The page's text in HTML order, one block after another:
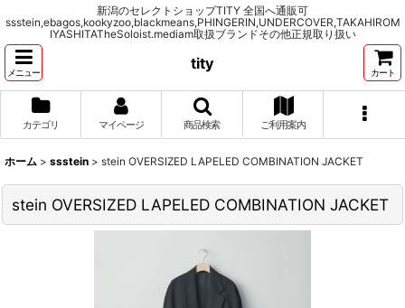
新潟のセレクトショップTITY 全国へ通販可
ssstein,ebagos,kookyzoo,blackmeans,PHINGERIN,UNDERCOVER,TAKAHIROM
IYASHITATheSoloist.mediam取扱ブランドその他正規取り扱い
メニュー
tity
カート
カテゴリ マイページ 商品検索 ご利用案内
ホーム > ssstein > stein OVERSIZED LAPELED COMBINATION JACKET
stein OVERSIZED LAPELED COMBINATION JACKET